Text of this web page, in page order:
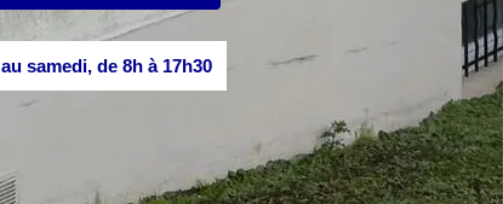
samedi, de 8h à 17h30